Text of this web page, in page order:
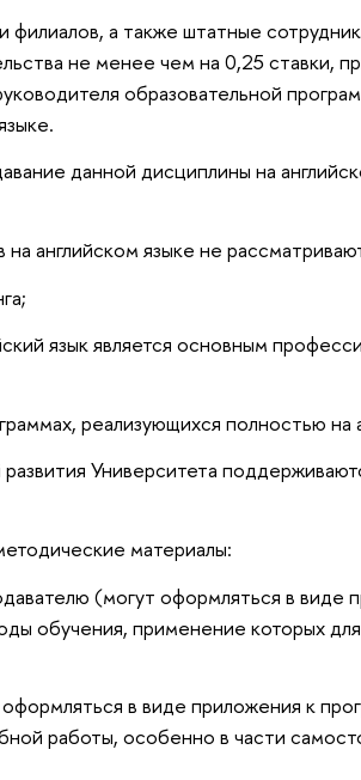
а также штатные
не менее чем на 0,25 ставки,
образовательной
данной дисциплины на
английском языке не
язык является основным
реализующихся полностью на
Университета
материалы:
(могут оформляться в виде
обучения, применение которых
в виде приложения к
работы, особенно в части